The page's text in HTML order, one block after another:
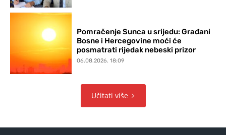
Pomračenje Sunca u srijedu: Građani
Bosne i Hercegovine moći će
posmatrati rijedak nebeski prizor
06.08.2026. 18:09
Učitati više